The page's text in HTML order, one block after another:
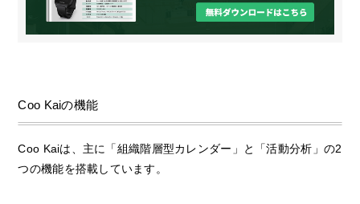
Coo Kaiの機能
Coo Kaiは、主に「組織階層型カレンダー」と「活動分析」の2
つの機能を搭載しています。